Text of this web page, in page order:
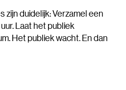
duidelijk: Verzamel een
Laat het publiek
Het publiek wacht. En dan